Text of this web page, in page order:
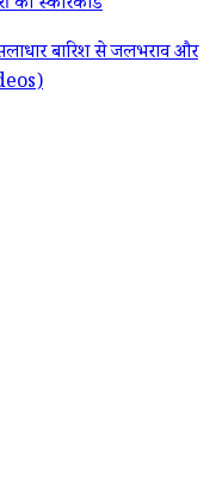
बारिश से जलभराव और